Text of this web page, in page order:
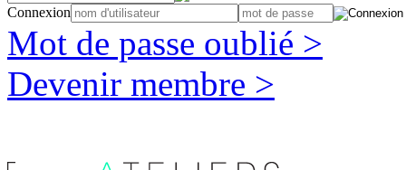
Connexion
Mot de passe oublié >
Devenir membre >